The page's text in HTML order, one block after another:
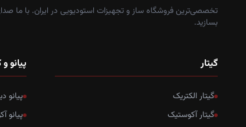
تخصصی‌ترین فروشگاه ساز و تجهیزات استودیویی در ایران. با ما صدای
بسازید.
گیتار
گیتار الکتریک
گیتار آکوستیک
پیانو
پیانو
پیانو